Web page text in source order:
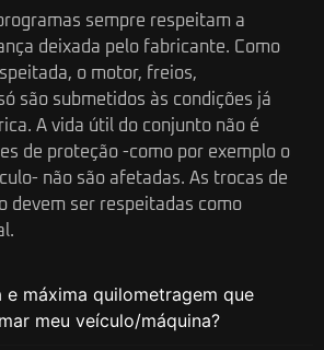
sempre respeitam a
deixada pelo fabricante. Como
o motor, freios,
são submetidos às condições já
A vida útil do conjunto não é
de proteção -como por exemplo o
não são afetadas. As trocas de
devem ser respeitadas como
e máxima quilometragem que
meu veículo/máquina?